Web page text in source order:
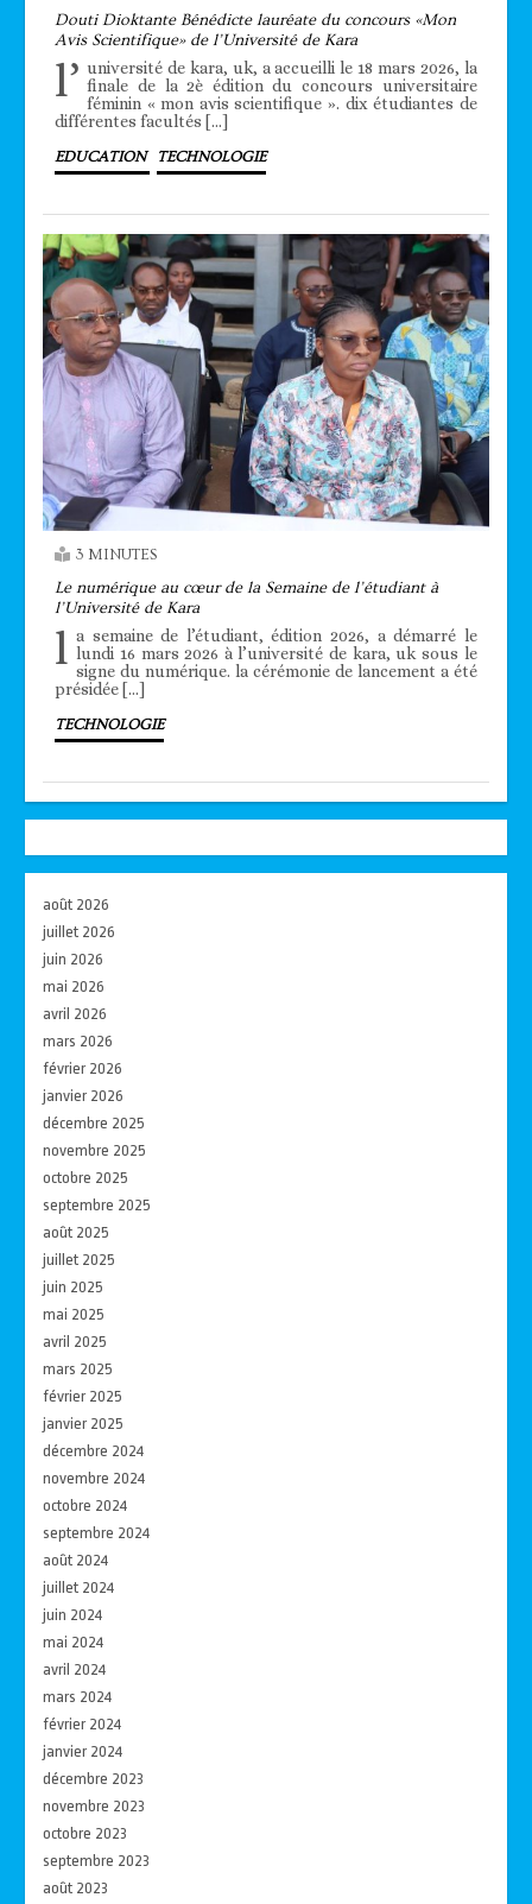
Douti Dioktante Bénédicte lauréate du concours «Mon
Avis Scientifique» de l’Université de Kara
l’ université de kara, uk, a accueilli le 18 mars 2026, la
finale de la 2è édition du concours universitaire
féminin « mon avis scientifique ». dix étudiantes de
différentes facultés […]
EDUCATION TECHNOLOGIE
3 MINUTES
Le numérique au cœur de la Semaine de l’étudiant à
l’Université de Kara
l a semaine de l’étudiant, édition 2026, a démarré le
lundi 16 mars 2026 à l’université de kara, uk sous le
signe du numérique. la cérémonie de lancement a été
présidée […]
TECHNOLOGIE
août 2026
juillet 2026
juin 2026
mai 2026
avril 2026
mars 2026
février 2026
janvier 2026
décembre 2025
novembre 2025
octobre 2025
septembre 2025
août 2025
juillet 2025
juin 2025
mai 2025
avril 2025
mars 2025
février 2025
janvier 2025
décembre 2024
novembre 2024
octobre 2024
septembre 2024
août 2024
juillet 2024
juin 2024
mai 2024
avril 2024
mars 2024
février 2024
janvier 2024
décembre 2023
novembre 2023
octobre 2023
septembre 2023
août 2023